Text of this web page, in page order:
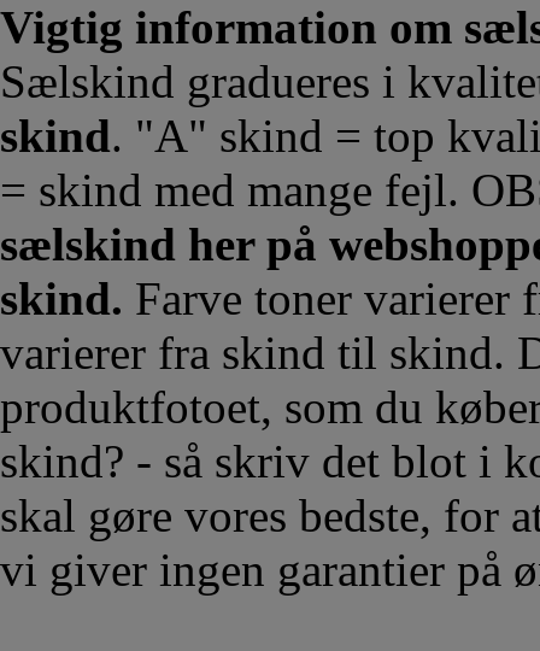
Vigtig information om
Sælskind gradueres i
skind. "A" skind = top
= skind med mange fejl.
sælskind her på
skind. Farve toner varierer
varierer fra skind til skind.
produktfotoet, som du
skind? - så skriv det blot i
skal gøre vores bedste, for
vi giver ingen garantier på